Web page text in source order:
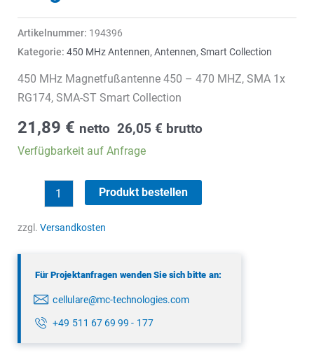
Artikelnummer: 194396
Kategorie: 450 MHz Antennen,Antennen,Smart Collection
450 MHz Magnetfußantenne 450 – 470 MHZ, SMA 1x
RG174, SMA-ST Smart Collection
21,89 € netto 26,05 € brutto
Verfügbarkeit auf Anfrage
Magnetfußantenne
Produkt bestellen
zzgl. Versandkosten
Für Projektanfragen wenden Sie sich bitte an:
cellulare@mc-technologies.com
+49 511 67 69 99 - 177